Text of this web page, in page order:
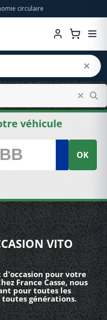
circulaire
véhicule
OK
VITO
d'occasion pour votre
France Casse, nous
pour toutes les
toutes générations.